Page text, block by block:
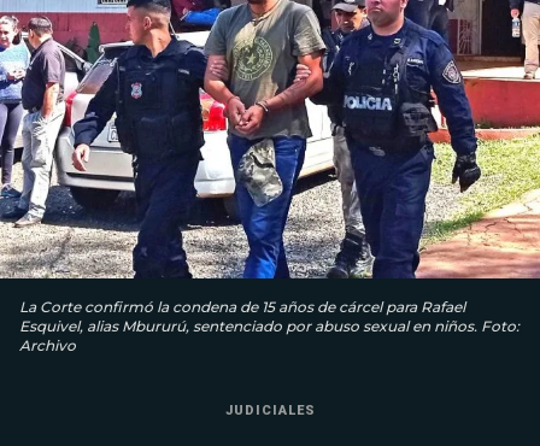
La Corte confirmó la condena de 15 años de cárcel para Rafael
Esquivel, alias Mbururú, sentenciado por abuso sexual en niños. Foto:
Archivo
JUDICIALES